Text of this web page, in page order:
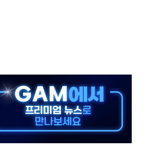
력 대응'
화폐 법안 처리 여부도 변수